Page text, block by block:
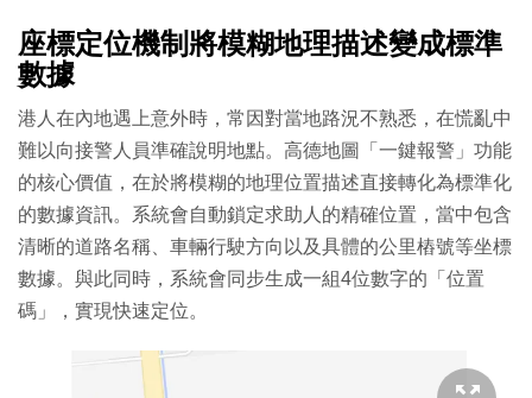
座標定位機制將模糊地理描述變成標準
數據
港人在內地遇上意外時，常因對當地路況不熟悉，在慌亂中
難以向接警人員準確說明地點。高德地圖「一鍵報警」功能
的核心價值，在於將模糊的地理位置描述直接轉化為標準化
的數據資訊。系統會自動鎖定求助人的精確位置，當中包含
清晰的道路名稱、車輛行駛方向以及具體的公里樁號等坐標
數據。與此同時，系統會同步生成一組4位數字的「位置
碼」，實現快速定位。